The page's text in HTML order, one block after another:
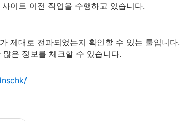
이트 이전 작업을 수행하고 있습니다.
제대로 전파되었는지 확인할 수 있는 툴입니다.
은 정보를 체크할 수 있습니다.